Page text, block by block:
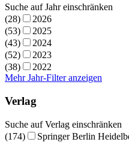
Suche auf Jahr einschränken
(28)
2026
(53)
2025
(43)
2024
(52)
2023
(38)
2022
Mehr Jahr-Filter anzeigen
Verlag
Suche auf Verlag einschränken
(174)
Springer Berlin